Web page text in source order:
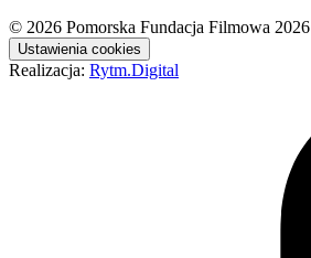
© 2026 Pomorska Fundacja Filmowa 2026
Ustawienia cookies
Realizacja: Rytm.Digital